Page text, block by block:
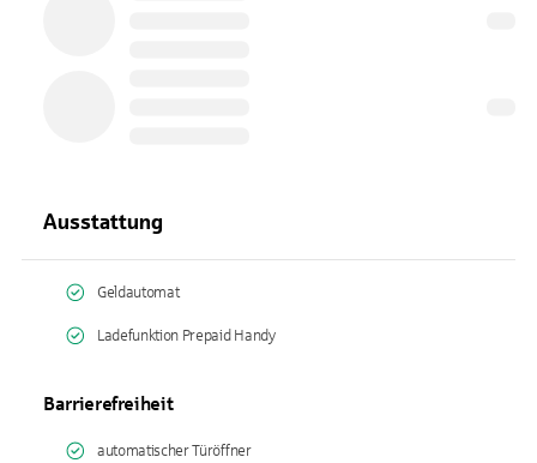
Ausstattung
Geldautomat
Ladefunktion Prepaid Handy
Barrierefreiheit
automatischer Türöffner